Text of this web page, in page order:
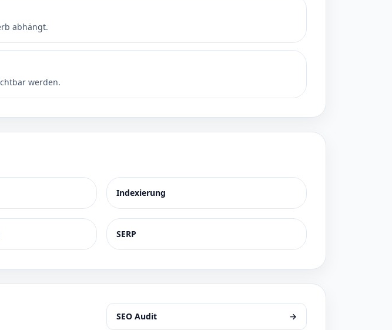
abhängt.
werden.
Indexierung
SERP
SEO Audit →